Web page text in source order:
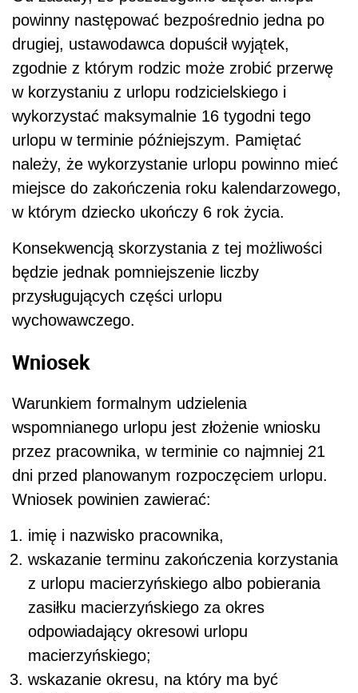
powinny następować bezpośrednio jedna po
drugiej, ustawodawca dopuścił wyjątek,
zgodnie z którym rodzic może zrobić przerwę
w korzystaniu z urlopu rodzicielskiego i
wykorzystać maksymalnie 16 tygodni tego
urlopu w terminie późniejszym. Pamiętać
należy, że wykorzystanie urlopu powinno mieć
miejsce do zakończenia roku kalendarzowego,
w którym dziecko ukończy 6 rok życia.
Konsekwencją skorzystania z tej możliwości
będzie jednak pomniejszenie liczby
przysługujących części urlopu
wychowawczego.
Wniosek
Warunkiem formalnym udzielenia
wspomnianego urlopu jest złożenie wniosku
przez pracownika, w terminie co najmniej 21
dni przed planowanym rozpoczęciem urlopu.
Wniosek powinien zawierać:
imię i nazwisko pracownika,
wskazanie terminu zakończenia korzystania
z urlopu macierzyńskiego albo pobierania
zasiłku macierzyńskiego za okres
odpowiadający okresowi urlopu
macierzyńskiego;
wskazanie okresu, na który ma być